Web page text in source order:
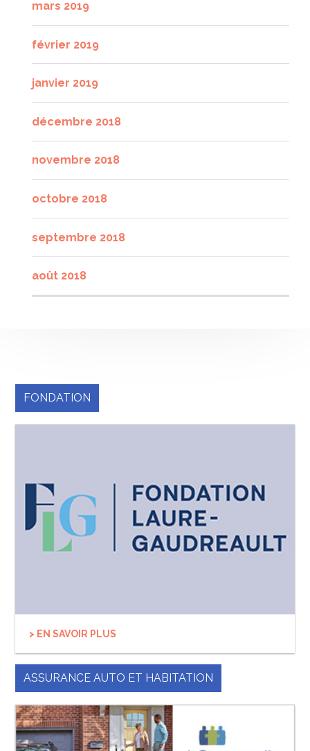
mars 2019
février 2019
janvier 2019
décembre 2018
novembre 2018
octobre 2018
septembre 2018
août 2018
FONDATION
> EN SAVOIR PLUS
ASSURANCE AUTO ET HABITATION